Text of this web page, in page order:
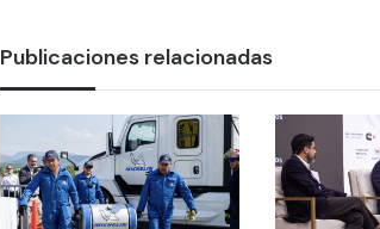
Publicaciones relacionadas